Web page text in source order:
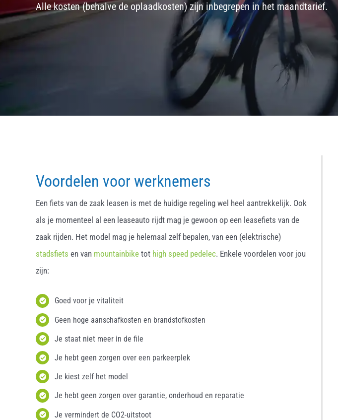
Alle kosten (behalve de oplaadkosten) zijn inbegrepen in het maandtarief.
Voordelen voor werknemers
Een fiets van de zaak leasen is met de huidige regeling wel heel aantrekkelijk. Ook
als je momenteel al een leaseauto rijdt mag je gewoon op een leasefiets van de
zaak rijden. Het model mag je helemaal zelf bepalen, van een (elektrische)
stadsfiets en van mountainbiketot high speed pedelec. Enkele voordelen voor jou
zijn:
Goed voor je vitaliteit
Geen hoge aanschafkosten en brandstofkosten
Je staat niet meer in de file
Je hebt geen zorgen over een parkeerplek
Je kiest zelf het model
Je hebt geen zorgen over garantie, onderhoud en reparatie
Je vermindert de CO2-uitstoot